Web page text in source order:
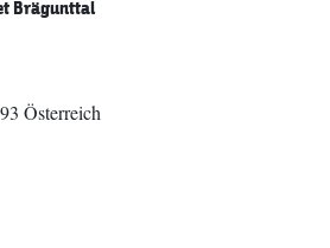
Brägunttal
Österreich